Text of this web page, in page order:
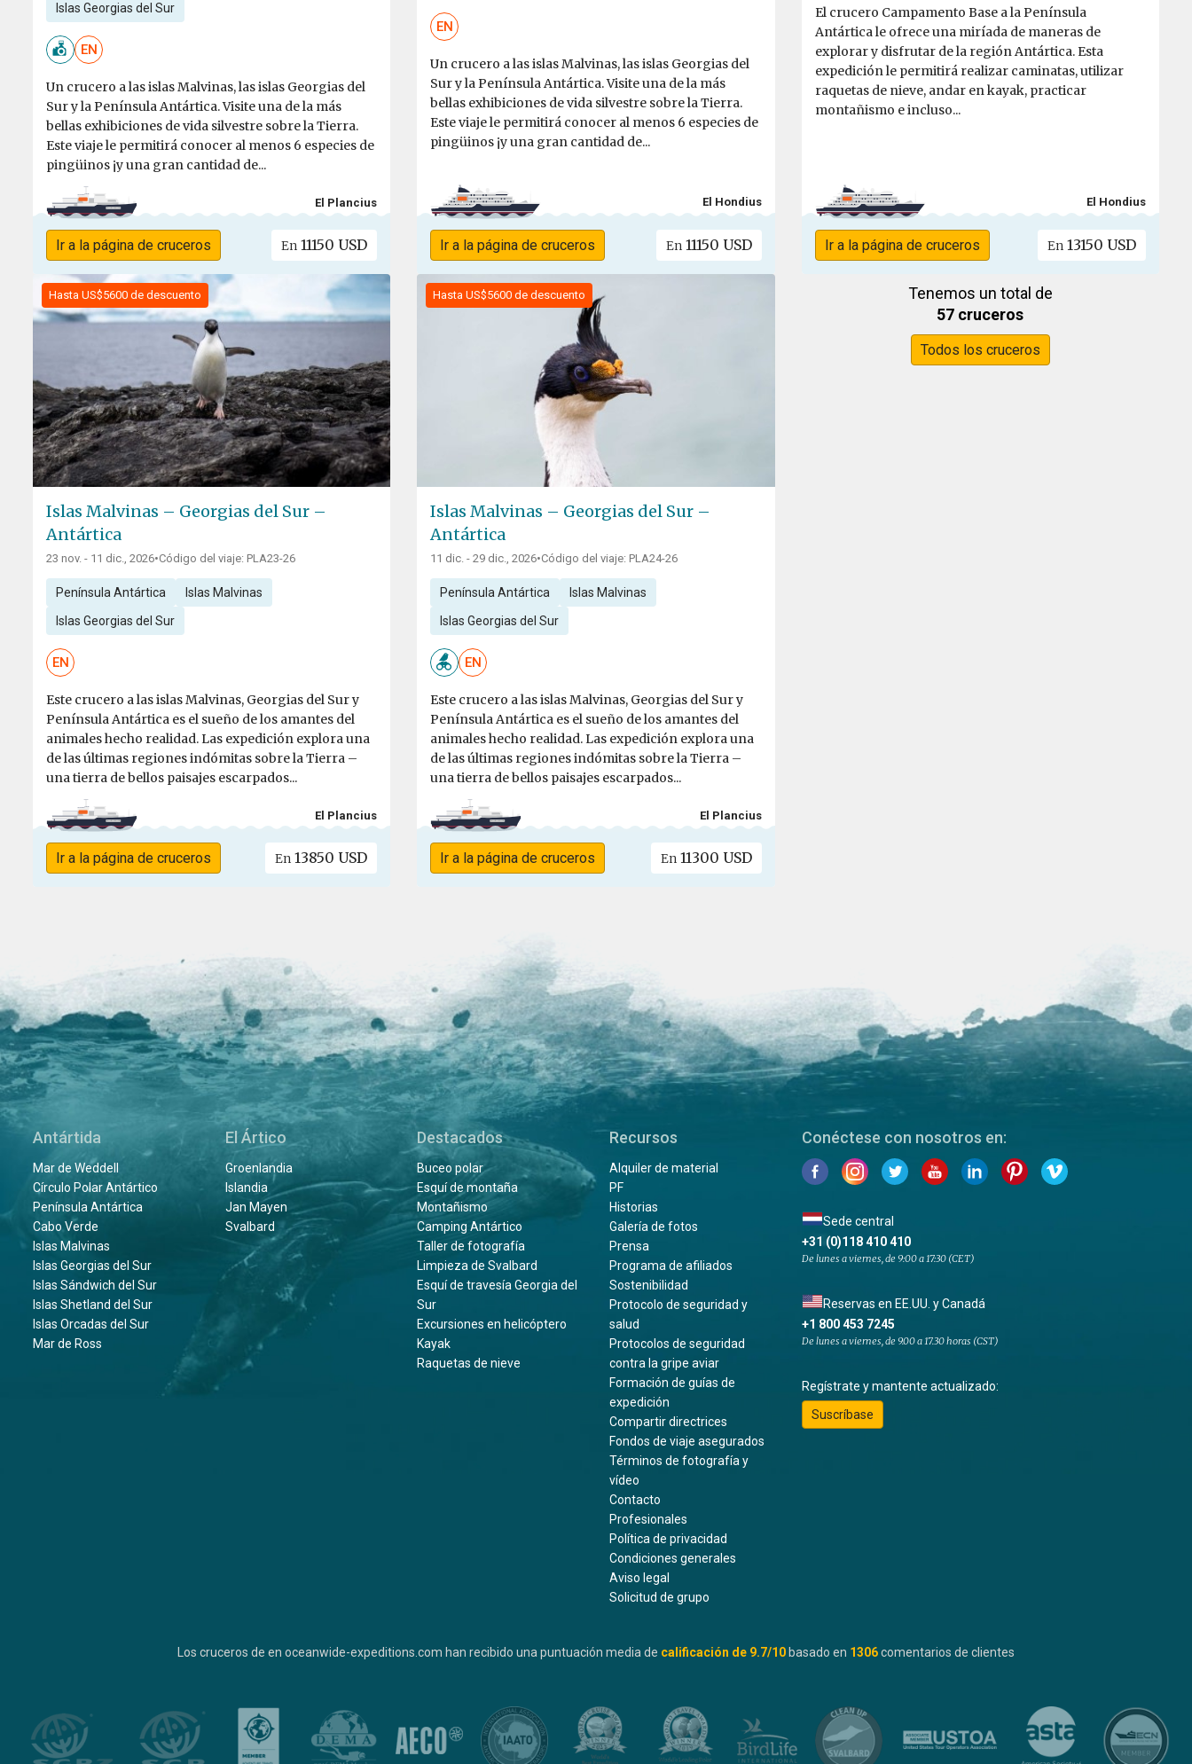
Islas Georgias del Sur
EN
Un crucero a las islas Malvinas, las islas Georgias del
Sur y la Península Antártica. Visite una de la más
bellas exhibiciones de vida silvestre sobre la Tierra.
Este viaje le permitirá conocer al menos 6 especies de
pingüinos ¡y una gran cantidad de...
El Plancius
Ir a la página de cruceros En 11150 USD
EN
Un crucero a las islas Malvinas, las islas Georgias del
Sur y la Península Antártica. Visite una de la más
bellas exhibiciones de vida silvestre sobre la Tierra.
Este viaje le permitirá conocer al menos 6 especies de
pingüinos ¡y una gran cantidad de...
El Hondius
Ir a la página de cruceros En11150 USD
El crucero Campamento Base a la Península
Antártica le ofrece una miríada de maneras de
explorar y disfrutar de la región Antártica. Esta
expedición le permitirá realizar caminatas, utilizar
raquetas de nieve, andar en kayak, practicar
montañismo e incluso...
El Hondius
Ir a la página de cruceros En 13150 USD
Hasta US$5600 de descuento
Islas Malvinas – Georgias del Sur –
Antártica
23 nov. - 11 dic., 2026•Código del viaje: PLA23-26
Península Antártica Islas Malvinas
Islas Georgias del Sur
EN
Este crucero a las islas Malvinas, Georgias del Sur y
Península Antártica es el sueño de los amantes del
animales hecho realidad. Las expedición explora una
de las últimas regiones indómitas sobre la Tierra –
una tierra de bellos paisajes escarpados...
El Plancius
Ir a la página de cruceros En 13850 USD
Hasta US$5600 de descuento
Islas Malvinas – Georgias del Sur –
Antártica
11 dic. - 29 dic., 2026•Código del viaje: PLA24-26
Península Antártica Islas Malvinas
Islas Georgias del Sur
EN
Este crucero a las islas Malvinas, Georgias del Sur y
Península Antártica es el sueño de los amantes del
animales hecho realidad. Las expedición explora una
de las últimas regiones indómitas sobre la Tierra –
una tierra de bellos paisajes escarpados...
El Plancius
Ir a la página de cruceros En11300 USD
Tenemos un total de
57 cruceros
Todos los cruceros
Antártida
Mar de Weddell
Círculo Polar Antártico
Península Antártica
Cabo Verde
Islas Malvinas
Islas Georgias del Sur
Islas Sándwich del Sur
Islas Shetland del Sur
Islas Orcadas del Sur
Mar de Ross
El Ártico
Groenlandia
Islandia
Jan Mayen
Svalbard
Destacados
Buceo polar
Esquí de montaña
Montañismo
Camping Antártico
Taller de fotografía
Limpieza de Svalbard
Esquí de travesía Georgia del
Sur
Excursiones en helicóptero
Kayak
Raquetas de nieve
Recursos
Alquiler de material
PF
Historias
Galería de fotos
Prensa
Programa de afiliados
Sostenibilidad
Protocolo de seguridad y
salud
Protocolos de seguridad
contra la gripe aviar
Formación de guías de
expedición
Compartir directrices
Fondos de viaje asegurados
Términos de fotografía y
vídeo
Contacto
Profesionales
Política de privacidad
Condiciones generales
Aviso legal
Solicitud de grupo
Conéctese con nosotros en:
Sede central
+31 (0)118 410 410
De lunes a viernes, de 9:00 a 17:30 (CET)
Reservas en EE.UU. y Canadá
+1 800 453 7245
De lunes a viernes, de 9.00 a 17.30 horas (CST)
Regístrate y mantente actualizado:
Suscríbase
Los cruceros de en oceanwide-expeditions.com han recibido una puntuación media de calificación de 9.7/10 basado en 1306comentarios de clientes